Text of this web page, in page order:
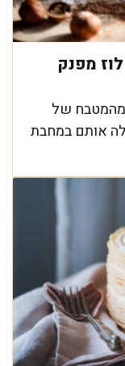
מפנק
מהמטבח של
אותם במחבת